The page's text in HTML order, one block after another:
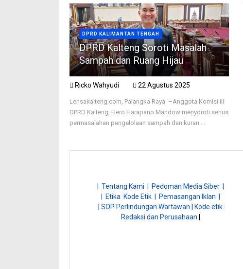
DPRD KALIMANTAN TENGAH
DPRD Kalteng Soroti Masalah
Sampah dan Ruang Hijau
Ricko Wahyudi 22 Agustus 2025
Lensakalteng.com, Palangka Raya –Anggota Komisi III
DPRD Kalteng, Hero Harapano Mandow menyoroti serius
permasalahan pengelolaan sampah dan kuran ...
| Tentang Kami |
Pedoman Media Siber |
| Etika Kode Etik |
Pemasangan Iklan |
|SOP Perlindungan Wartawan
Kode etik
Redaksi dan Perusahaan